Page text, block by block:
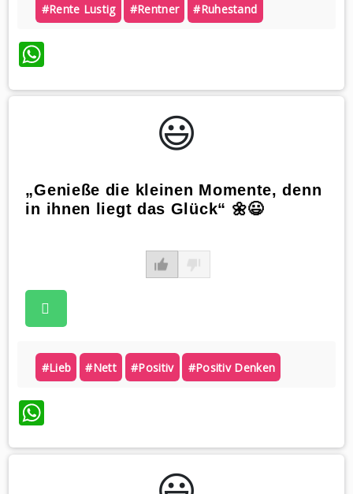
#rente Lustig #rentner #ruhestand
WhatsApp
😃️
„Genieße die kleinen Momente, denn
in ihnen liegt das Glück“ 🌼😃
#lieb #nett #positiv #positiv Denken
WhatsApp